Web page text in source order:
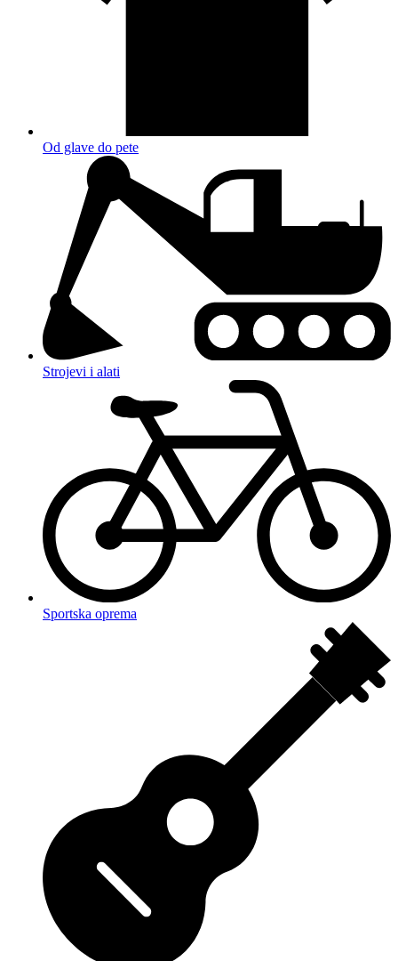
Od glave do pete
Strojevi i alati
Sportska oprema